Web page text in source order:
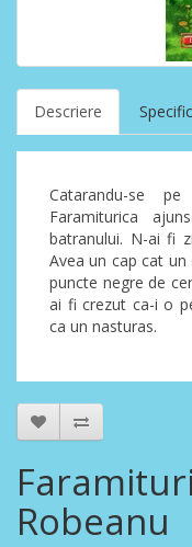
Descriere
Catarandu-se
Faramiturica
batranului. N-ai fi
Avea un cap cat
puncte negre de
ai fi crezut ca-i o
ca un nasturas.
Robeanu